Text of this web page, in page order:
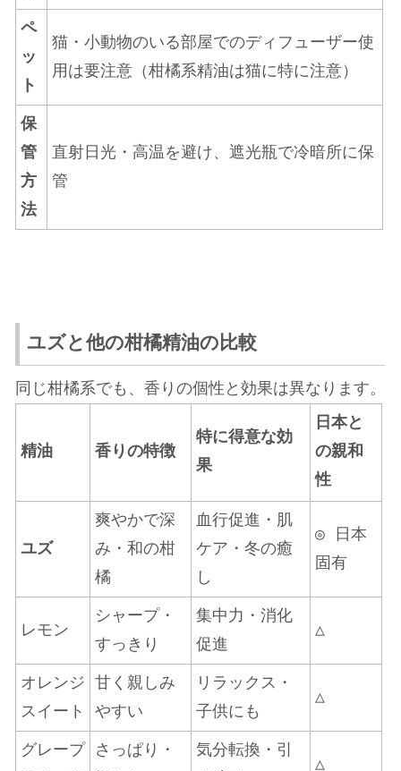
ペ
ッ
ト
猫・小動物のいる部屋でのディフューザー使
用は要注意（柑橘系精油は猫に特に注意）
保
管
方
法
直射日光・高温を避け、遮光瓶で冷暗所に保
管
ユズと他の柑橘精油の比較
同じ柑橘系でも、香りの個性と効果は異なります。
精油 香りの特徴
特に得意な効
果
日本と
の親和
性
ユズ
爽やかで深
み・和の柑
橘
血行促進・肌
ケア・冬の癒
し
◎ 日本
固有
レモン
シャープ・
すっきり
集中力・消化
促進
△
オレンジ
スイート
甘く親しみ
やすい
リラックス・
子供にも
△
グレープ
さっぱり・
気分転換・引
△